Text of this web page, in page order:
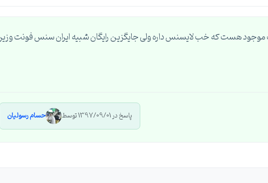
هست که خب لایسنس داره ولی جایگزین رایگان شبیه ایران سنس فونت وزیر
پاسخ در 1397/09/01 توسط حسام رسولیان